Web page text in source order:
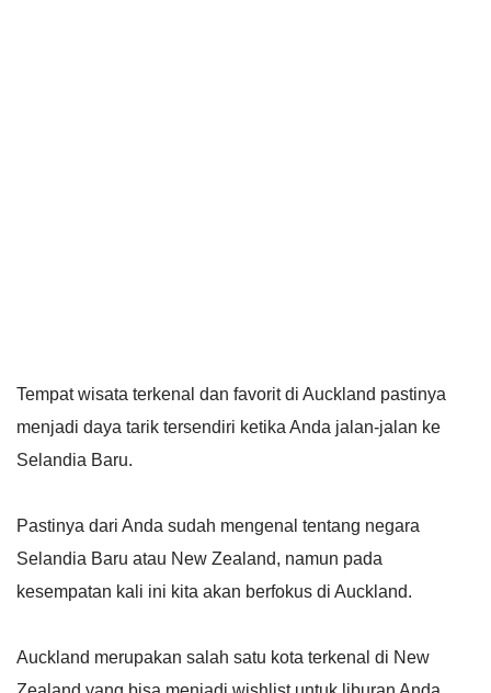
Tempat wisata terkenal dan favorit di Auckland pastinya
menjadi daya tarik tersendiri ketika Anda jalan-jalan ke
Selandia Baru.
Pastinya dari Anda sudah mengenal tentang negara
Selandia Baru atau New Zealand, namun pada
kesempatan kali ini kita akan berfokus di Auckland.
Auckland merupakan salah satu kota terkenal di New